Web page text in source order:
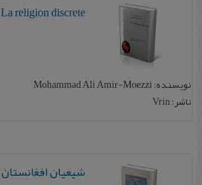
La religion discrete
نویسنده: Mohammad Ali Amir-Moezzi
ناشر: Vrin
شیعیان‌ افغانستان